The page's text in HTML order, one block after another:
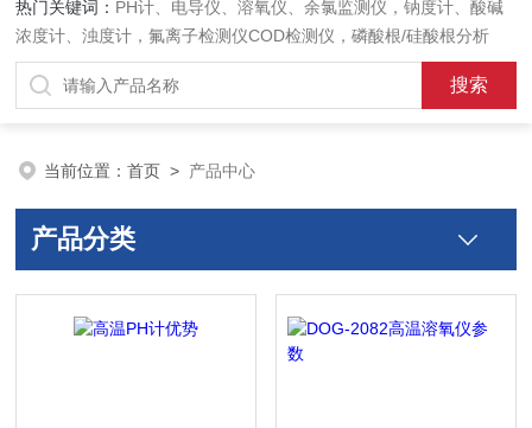
热门关键词： PH计、电导仪、溶氧仪、余氯监测仪，钠度计、酸碱
浓度计、浊度计，氟离子检测仪COD检测仪，磷酸根/硅酸根分析
仪，PH电极、溶氧电极、电导电极
当前位置：首页 > 产品中心
产品分类